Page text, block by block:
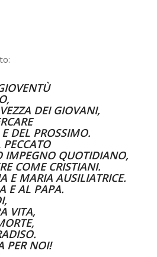
DEI GIOVANI,
DEL PROSSIMO.
IMPEGNO QUOTIDIANO,
COME CRISTIANI.
E MARIA AUSILIATRICE.
E AL PAPA.
VITA,
PER NOI!